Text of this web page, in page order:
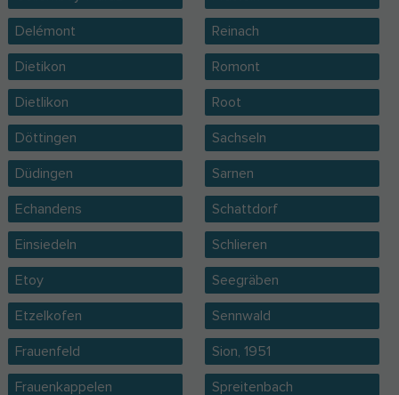
Delémont
Dietikon
Dietlikon
Döttingen
Düdingen
Echandens
Einsiedeln
Etoy
Etzelkofen
Frauenfeld
Frauenkappelen
Reinach
Romont
Root
Sachseln
Sarnen
Schattdorf
Schlieren
Seegräben
Sennwald
Sion, 1951
Spreitenbach